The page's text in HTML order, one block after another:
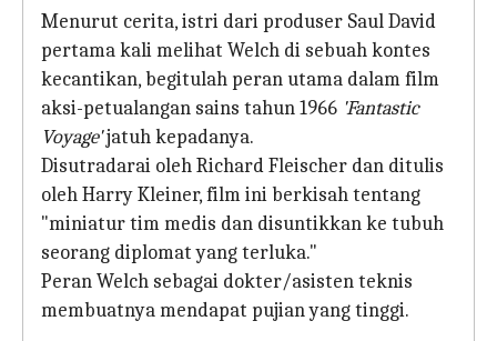
Menurut cerita, istri dari produser Saul David
pertama kali melihat Welch di sebuah kontes
kecantikan, begitulah peran utama dalam film
aksi-petualangan sains tahun 1966 'Fantastic
Voyage'jatuh kepadanya.
Disutradarai oleh Richard Fleischer dan ditulis
oleh Harry Kleiner, film ini berkisah tentang
"miniatur tim medis dan disuntikkan ke tubuh
seorang diplomat yang terluka."
Peran Welch sebagai dokter/asisten teknis
membuatnya mendapat pujian yang tinggi.